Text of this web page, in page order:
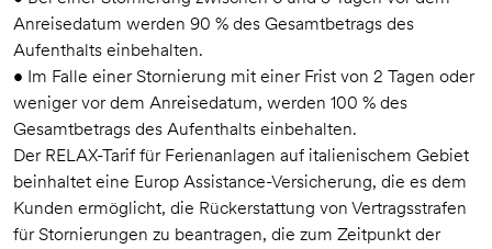
Anreisedatum werden 90 % des Gesamtbetrags des
Aufenthalts einbehalten.
• Im Falle einer Stornierung mit einer Frist von 2 Tagen oder
weniger vor dem Anreisedatum, werden 100 % des
Gesamtbetrags des Aufenthalts einbehalten.
Der RELAX-Tarif für Ferienanlagen auf italienischem Gebiet
beinhaltet eine Europ Assistance-Versicherung, die es dem
Kunden ermöglicht, die Rückerstattung von Vertragsstrafen
für Stornierungen zu beantragen, die zum Zeitpunkt der